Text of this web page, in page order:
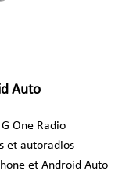
Auto
One Radio
et autoradios
et Android Auto